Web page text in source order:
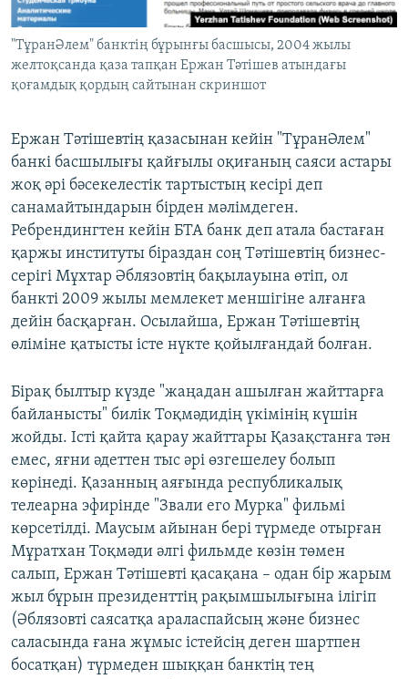
"ТұранӘлем" банктің бұрынғы басшысы, 2004 жылы
желтоқсанда қаза тапқан Ержан Тәтішев атындағы
қоғамдық қордың сайтынан скриншот
Ержан Тәтішевтің қазасынан кейін "ТұранӘлем"
банкі басшылығы қайғылы оқиғаның саяси астары
жоқ әрі бәсекелестік тартыстың кесірі деп
санамайтындарын бірден мәлімдеген.
Ребрендингтен кейін БТА банк деп атала бастаған
қаржы институты біраздан соң Тәтішевтің бизнес-
серігі Мұхтар Әблязовтің бақылауына өтіп, ол
банкті 2009 жылы мемлекет меншігіне алғанға
дейін басқарған. Осылайша, Ержан Тәтішевтің
өліміне қатысты істе нүкте қойылғандай болған.
Бірақ былтыр күзде "жаңадан ашылған жайттарға
байланысты" билік Тоқмәдидің үкімінің күшін
жойды. Істі қайта қарау жайттары Қазақстанға тән
емес, яғни әдеттен тыс әрі өзгешелеу болып
көрінеді. Қазанның аяғында республикалық
телеарна эфирінде "Звали его Мурка" фильмі
көрсетілді. Маусым айынан бері түрмеде отырған
Мұратхан Тоқмәди әлгі фильмде көзін төмен
салып, Ержан Тәтішевті қасақана – одан бір жарым
жыл бұрын президенттің рақымшылығына ілігіп
(Әблязовті саясатқа араласпайсың және бизнес
саласында ғана жұмыс істейсің деген шартпен
босатқан) түрмеден шыққан банктің тең